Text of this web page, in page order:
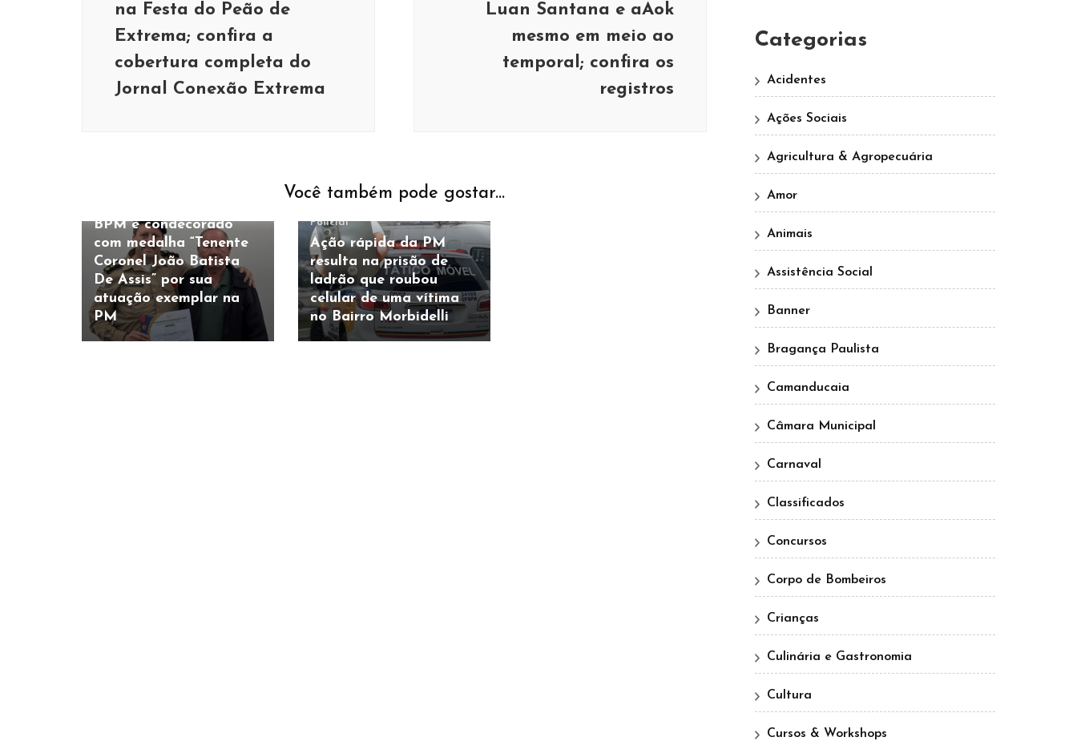
na Festa do Peão de
Extrema; confira a
cobertura completa do
Jornal Conexão Extrema
Luan Santana e aAok
mesmo em meio ao
temporal; confira os
registros
Você também pode gostar...
BPM é condecorado
com medalha “Tenente
Coronel João Batista
De Assis” por sua
atuação exemplar na
PM
Policial
Ação rápida da PM
resulta na prisão de
ladrão que roubou
celular de uma vítima
no Bairro Morbidelli
Após cair em
emboscada de
Categorias
Acidentes
Ações Sociais
Agricultura & Agropecuária
Amor
Animais
Assistência Social
Banner
Bragança Paulista
Camanducaia
Câmara Municipal
Carnaval
Classificados
Concursos
Corpo de Bombeiros
Crianças
Culinária e Gastronomia
Cultura
Cursos & Workshops